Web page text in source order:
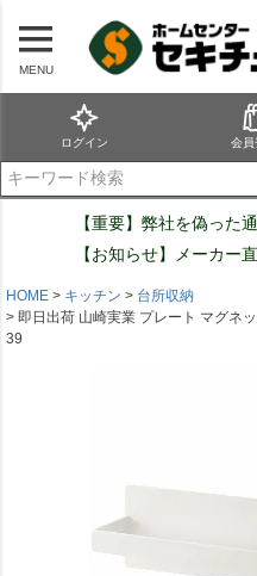
MENU
ログイン 会員
【重要】弊社を偽った
【お知らせ】メーカー
HOME キッチン
台所収納
即日出荷 山崎実業 プレート マグネ
39